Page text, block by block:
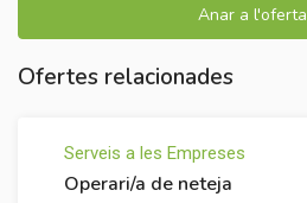
Anar a l'oferta
Ofertes relacionades
Serveis a les Empreses
Operari/a de neteja